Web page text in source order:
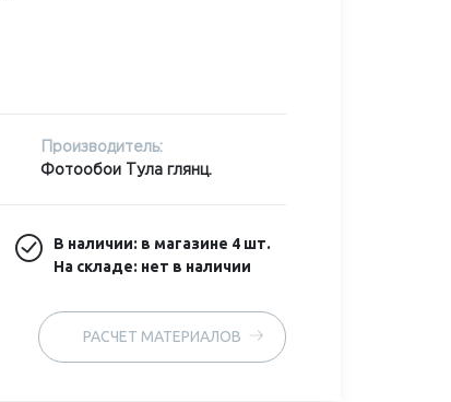
Производитель:
Фотообои Тула глянц.
В наличии: в магазине 4 шт.
На складе: нет в наличии
РАСЧЕТ МАТЕРИАЛОВ